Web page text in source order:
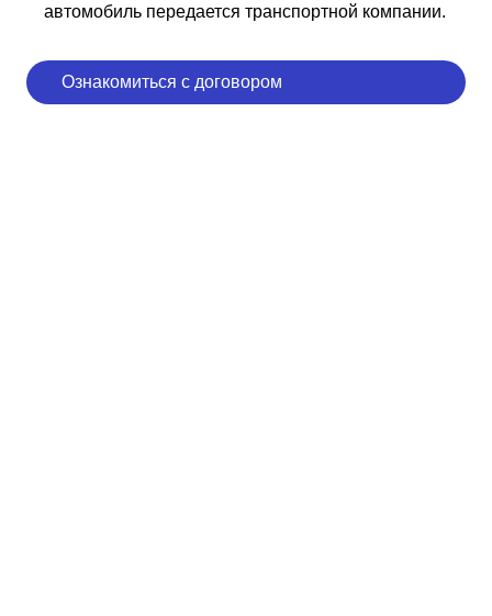
автомобиль передается транспортной компании.
Ознакомиться с договором